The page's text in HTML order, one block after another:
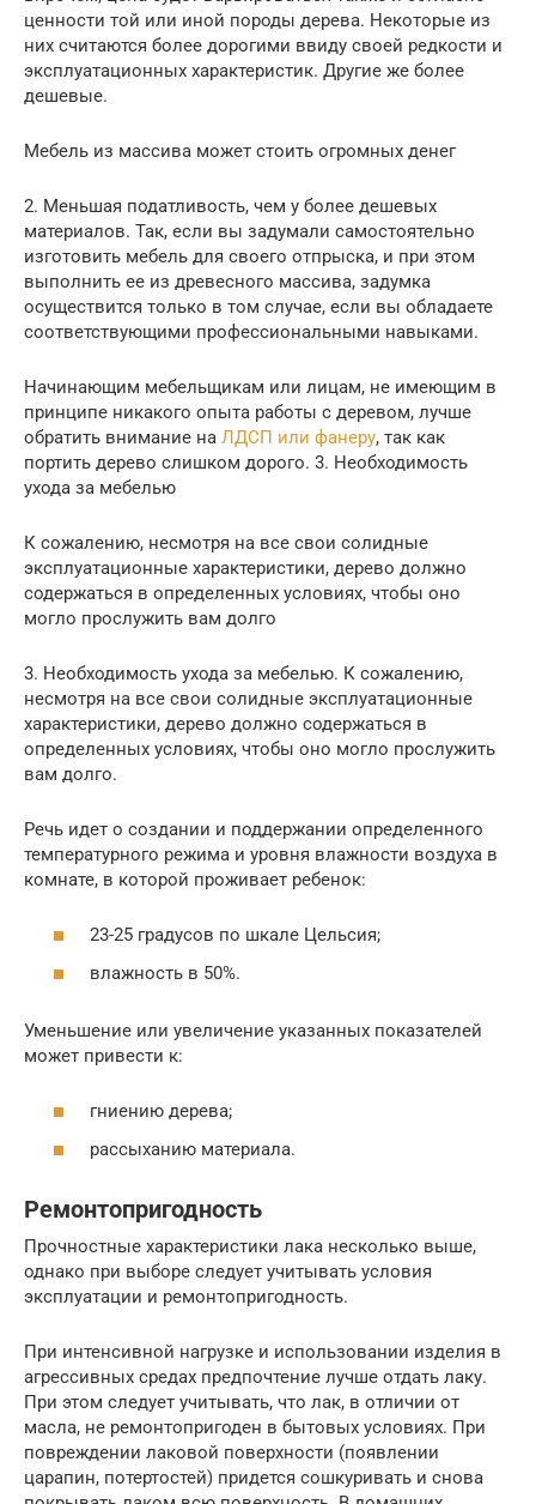
ценности той или иной породы дерева. Некоторые из
них считаются более дорогими ввиду своей редкости и
эксплуатационных характеристик. Другие же более
дешевые.
Мебель из массива может стоить огромных денег
2. Меньшая податливость, чем у более дешевых
материалов. Так, если вы задумали самостоятельно
изготовить мебель для своего отпрыска, и при этом
выполнить ее из древесного массива, задумка
осуществится только в том случае, если вы обладаете
соответствующими профессиональными навыками.
Начинающим мебельщикам или лицам, не имеющим в
принципе никакого опыта работы с деревом, лучше
обратить внимание на ЛДСП или фанеру, так как
портить дерево слишком дорого. 3. Необходимость
ухода за мебелью
К сожалению, несмотря на все свои солидные
эксплуатационные характеристики, дерево должно
содержаться в определенных условиях, чтобы оно
могло прослужить вам долго
3. Необходимость ухода за мебелью. К сожалению,
несмотря на все свои солидные эксплуатационные
характеристики, дерево должно содержаться в
определенных условиях, чтобы оно могло прослужить
вам долго.
Речь идет о создании и поддержании определенного
температурного режима и уровня влажности воздуха в
комнате, в которой проживает ребенок:
23-25 градусов по шкале Цельсия;
влажность в 50%.
Уменьшение или увеличение указанных показателей
может привести к:
гниению дерева;
рассыханию материала.
Ремонтопригодность
Прочностные характеристики лака несколько выше,
однако при выборе следует учитывать условия
эксплуатации и ремонтопригодность.
При интенсивной нагрузке и использовании изделия в
агрессивных средах предпочтение лучше отдать лаку.
При этом следует учитывать, что лак, в отличии от
масла, не ремонтопригоден в бытовых условиях. При
повреждении лаковой поверхности (появлении
царапин, потертостей) придется сошкуривать и снова